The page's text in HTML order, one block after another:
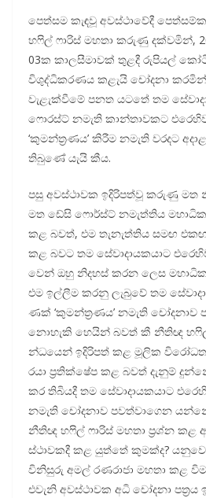
පෙත්සම කැඳවූ අව­ස්ථා­වේදී
හෆිල් ෆාරිස් මහතා කරුණු දක්ව­මින්,
03ක කාල­සී­මා­වක් තුළදී රුපි­යල්
විශු­ද්ධි­ක­ර­ණය කළැයි චෝදනා
වැළැ­ක්වීමේ පනත යටතේ තම
ෆොරස්ට් නමැති කාන්තා­ව­කට
‘කුම­න්ත්‍ර­ණය’ කිරීම නමැති වර­දට
තිබුණේ යැයි කීය.
පසු අව­ස්ථා­වක ඉදි­රි­පත්වූ කරුණු මත
මත ඩේසි ෆොර්ස්ට් නමැ­ත්තිය
කළ බවත්, එම තැනැ­ත්තිය සමඟ
කළ බවට තම සේවා­දා­ය­ක­යාට
වෙන් ඔහු නිද­හස් කරන ලෙස
එම ඉල්ලීම කරනු ලැබුවේ තම
ණක් ‘කුම­න්ත්‍ර­ණය’ නමැති චෝද­නාව
නොහැකි හෙයින් බවත් කී නීතිඥ හෆිල්
න්ධ­යෙන් ඉදි­රි­පත් කළ මූලික
රයා ප්‍රති­ක්ෂේප කළ බවත් දැනුම්
කර තිබි­යදී තම සේවා­දා­ය­ක­යාට
නමැති චෝද­නාව පව­ත්වා­ගෙන
නීතිඥ හෆිල් ෆාරිස් මහතා ප්‍රශ්න කළ
ස්ථා­ව­කදී කළ යුත්තේ කුමක්ද?
විනි­සුරු අමල් රණ­රාජා මහතා කළ
එවැනි අව­ස්ථා­වක අධි චෝදනා පත්‍රය